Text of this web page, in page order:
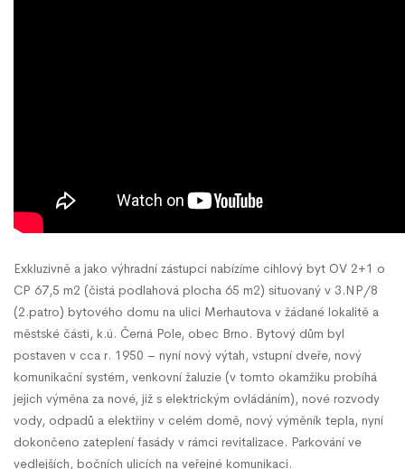
Exkluzivně a jako výhradní zástupci nabízíme cihlový byt OV 2+1 o
CP 67,5 m2 (čistá podlahová plocha 65 m2) situovaný v 3.NP/8
(2.patro) bytového domu na ulici Merhautova v žádané lokalitě a
městské části, k.ú. Černá Pole, obec Brno. Bytový dům byl
postaven v cca r. 1950 – nyní nový výtah, vstupní dveře, nový
komunikační systém, venkovní žaluzie (v tomto okamžiku probíhá
jejich výměna za nové, již s elektrickým ovládáním), nové rozvody
vody, odpadů a elektřiny v celém domě, nový výměník tepla, nyní
dokončeno zateplení fasády v rámci revitalizace. Parkování ve
vedlejších, bočních ulicích na veřejné komunikaci.